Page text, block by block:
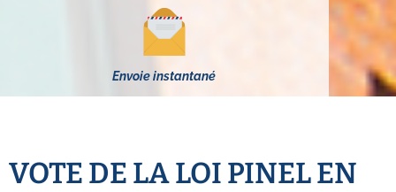
Envoie instantané
VOTE DE LA LOI PINEL EN